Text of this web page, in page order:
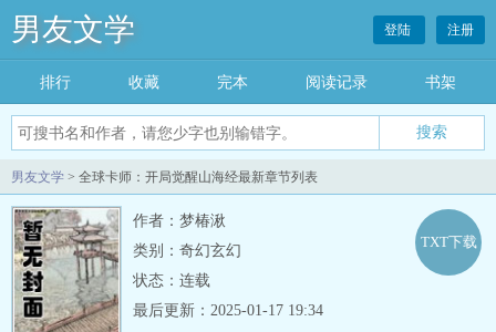
男友文学 登陆 注册
排行 收藏 完本 阅读记录 书架
男友文学 > 全球卡师：开局觉醒山海经最新章节列表
作者：梦椿湫
类别：奇幻玄幻
状态：连载
TXT下载
最后更新：2025-01-17 19:34